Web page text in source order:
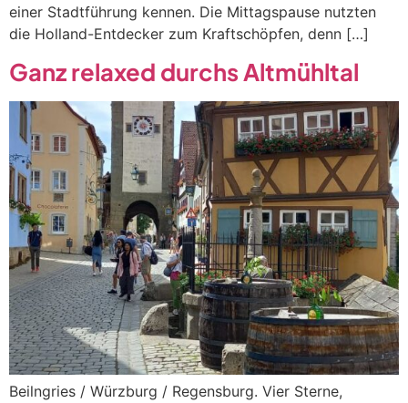
einer Stadtführung kennen. Die Mittagspause nutzten
die Holland-Entdecker zum Kraftschöpfen, denn […]
Ganz relaxed durchs Altmühltal
Beilngries / Würzburg / Regensburg. Vier Sterne,